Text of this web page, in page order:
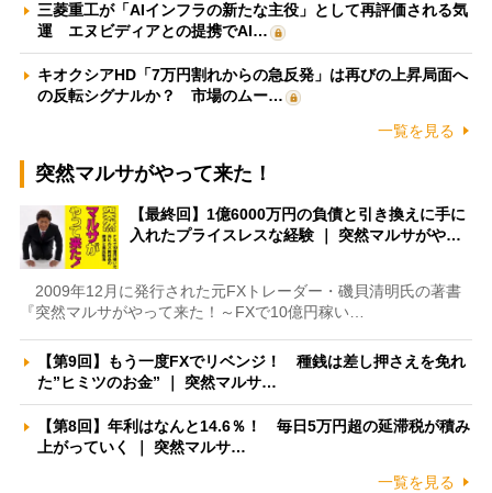
三菱重工が「AIインフラの新たな主役」として再評価される気
運 エヌビディアとの提携でAI…
キオクシアHD「7万円割れからの急反発」は再びの上昇局面へ
の反転シグナルか？ 市場のムー…
一覧を見る
突然マルサがやって来た！
【最終回】1億6000万円の負債と引き換えに手に
入れたプライスレスな経験 ｜ 突然マルサがや…
2009年12月に発行された元FXトレーダー・磯貝清明氏の著書
『突然マルサがやって来た！～FXで10億円稼い…
【第9回】もう一度FXでリベンジ！ 種銭は差し押さえを免れ
た”ヒミツのお金” ｜ 突然マルサ…
【第8回】年利はなんと14.6％！ 毎日5万円超の延滞税が積み
上がっていく ｜ 突然マルサ…
一覧を見る